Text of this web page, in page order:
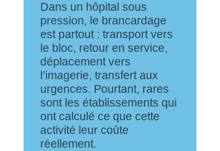
Dans un hôpital sous
pression, le brancardage
est partout : transport vers
le bloc, retour en service,
déplacement vers
l’imagerie, transfert aux
urgences. Pourtant, rares
sont les établissements qui
ont calculé ce que cette
activité leur coûte
réellement.